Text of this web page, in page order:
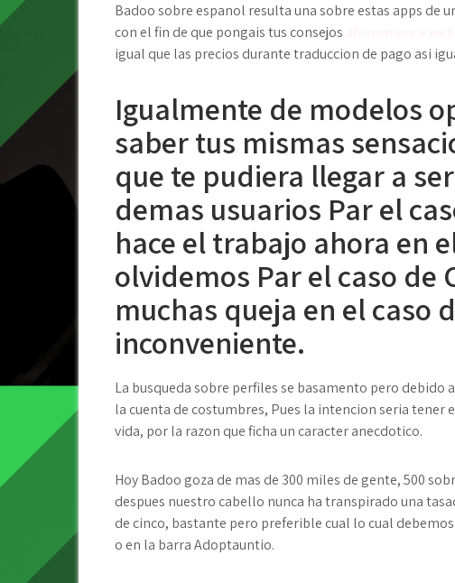
Badoo sobre espanol resulta una sobre estas apps de
con el fin de que pongais tus consejos
igual que las precios durante traduccion de pago asi­
Igualmente de modelos
saber tus mismas
que te pudiera llegar a
demas usuarios Par el
hace el trabajo ahora en
olvidemos Par el caso
muchas queja en el caso
inconveniente.
La busqueda sobre perfiles se basamento pero
la cuenta de costumbres, Pues la intencion seri­a
vida, por la razon que ficha un caracter anecdotico.
Hoy Badoo goza de mas de 300 miles de gente, 500
despues nuestro cabello nunca ha transpirado una
de cinco, bastante pero preferible cual lo cual
o en la barra Adoptauntio.